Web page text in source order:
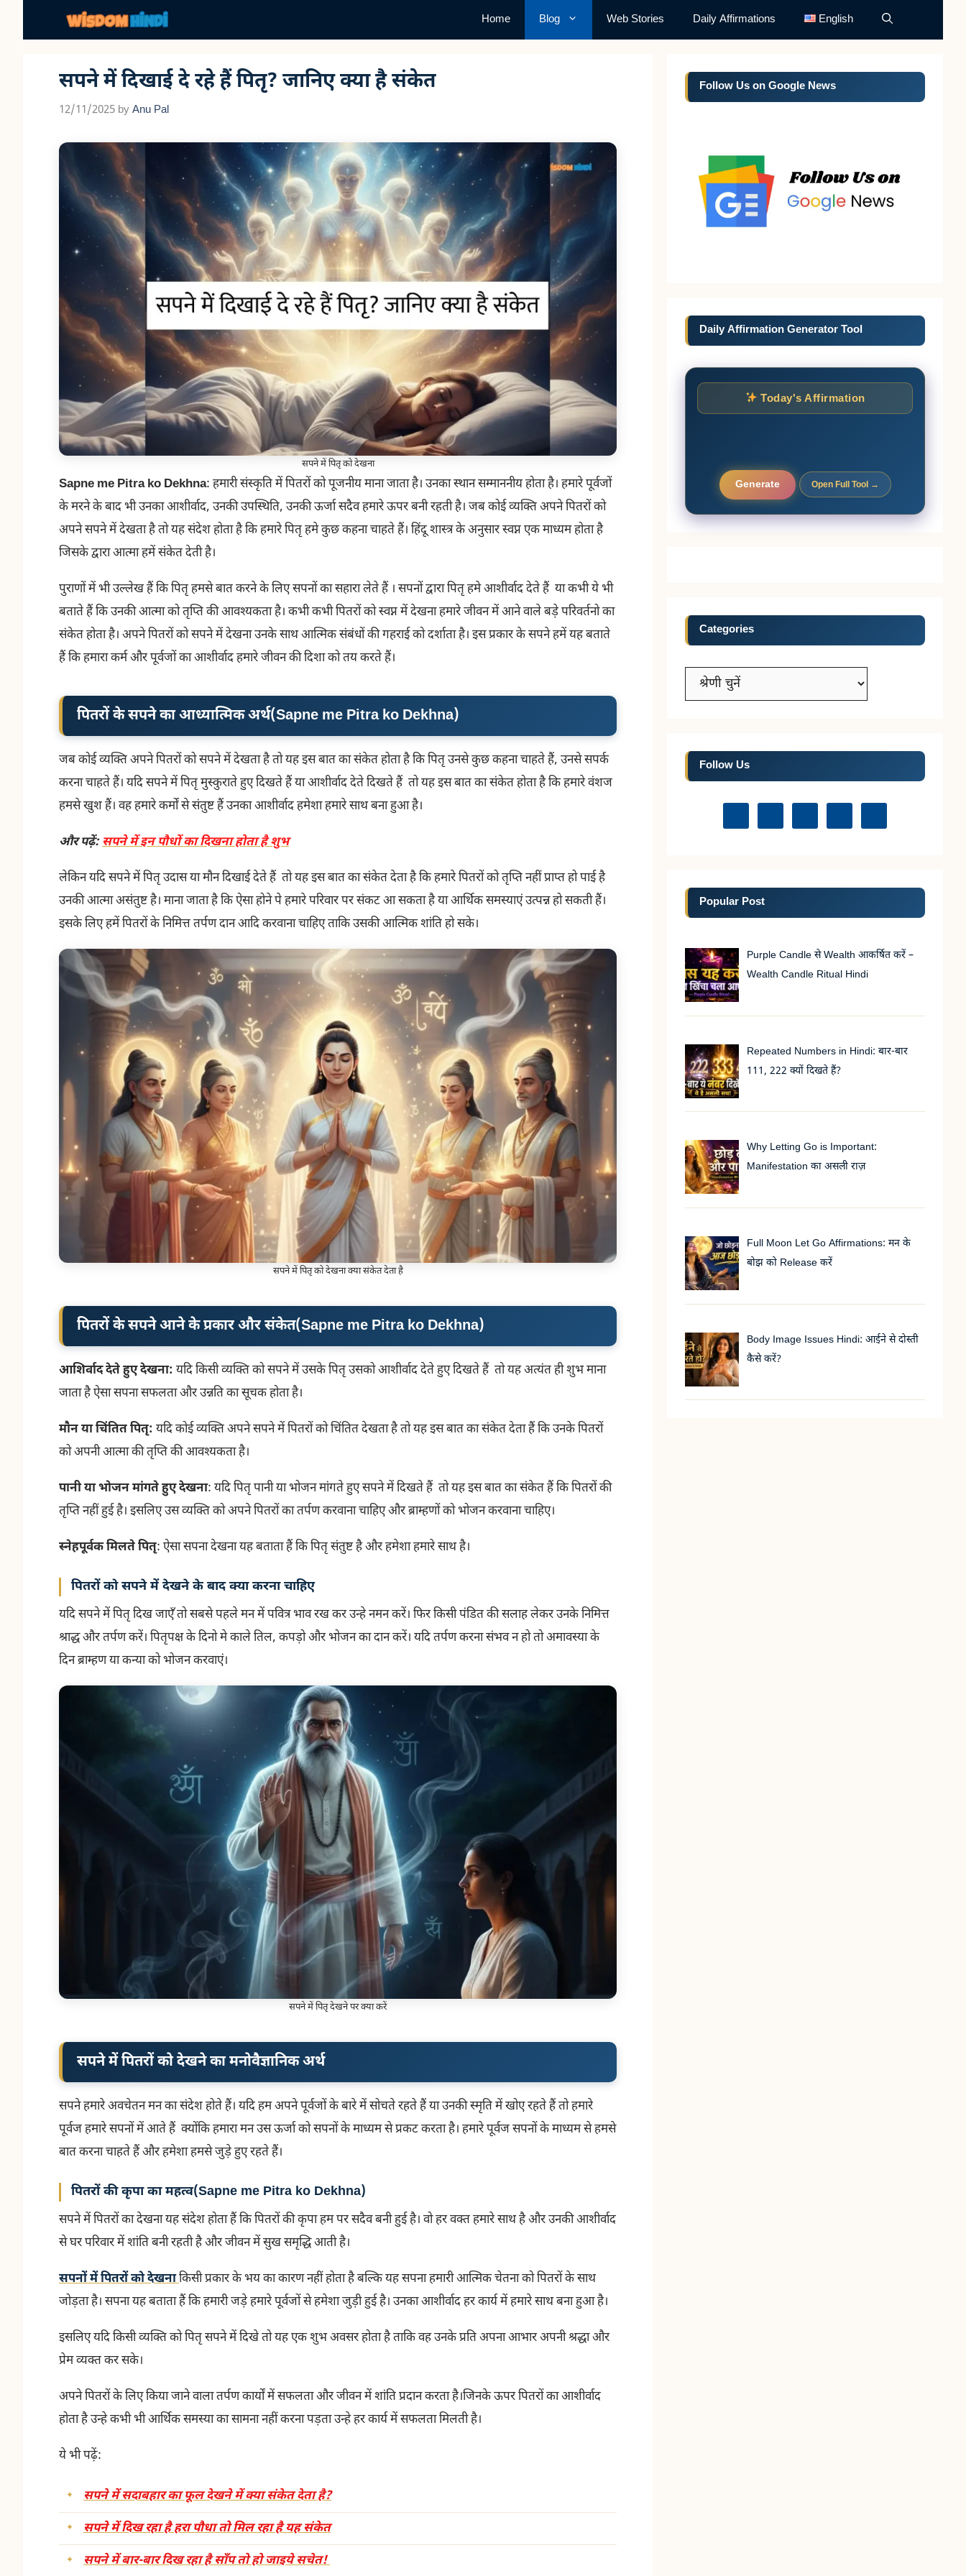
Home Blog Web Stories Daily Affirmations English
सपने में दिखाई दे रहे हैं पितृ? जानिए क्या है संकेत
12/11/2025 by Anu Pal
सपने में पितृ को देखना
Sapne me Pitra ko Dekhna: हमारी संस्कृति में पितरों को पूजनीय माना जाता है। उनका स्थान सम्माननीय होता है। हमारे पूर्वजों
के मरने के बाद भी उनका आशीर्वाद, उनकी उपस्थिति, उनकी ऊर्जा सदैव हमारे ऊपर बनी रहती है। जब कोई व्यक्ति अपने पितरों को
अपने सपने में देखता है तो यह संदेश होता है कि हमारे पितृ हमे कुछ कहना चाहते हैं। हिंदू शास्त्र के अनुसार स्वप्न एक माध्यम होता है
जिसके द्वारा आत्मा हमें संकेत देती है।
पुराणों में भी उल्लेख हैं कि पितृ हमसे बात करने के लिए सपनों का सहारा लेते हैं । सपनों द्वारा पितृ हमे आशीर्वाद देते हैं या कभी ये भी
बताते हैं कि उनकी आत्मा को तृप्ति की आवश्यकता है। कभी कभी पितरों को स्वप्न में देखना हमारे जीवन में आने वाले बड़े परिवर्तनो का
संकेत होता है। अपने पितरों को सपने में देखना उनके साथ आत्मिक संबंधों की गहराई को दर्शाता है। इस प्रकार के सपने हमें यह बताते
हैं कि हमारा कर्म और पूर्वजों का आशीर्वाद हमारे जीवन की दिशा को तय करते हैं।
पितरों के सपने का आध्यात्मिक अर्थ(Sapne me Pitra ko Dekhna)
जब कोई व्यक्ति अपने पितरों को सपने में देखता है तो यह इस बात का संकेत होता है कि पितृ उनसे कुछ कहना चाहते हैं, उनसे सपर्क
करना चाहते हैं। यदि सपने में पितृ मुस्कुराते हुए दिखते हैं या आशीर्वाद देते दिखते हैं तो यह इस बात का संकेत होता है कि हमारे वंशज
हमसे खुश हैं। वह हमारे कर्मों से संतुष्ट हैं उनका आशीर्वाद हमेशा हमारे साथ बना हुआ है।
और पढ़ें:सपने में इन पौधों का दिखना होता है शुभ
लेकिन यदि सपने में पितृ उदास या मौन दिखाई देते हैं तो यह इस बात का संकेत देता है कि हमारे पितरों को तृप्ति नहीं प्राप्त हो पाई है
उनकी आत्मा असंतुष्ट है। माना जाता है कि ऐसा होने पे हमारे परिवार पर संकट आ सकता है या आर्थिक समस्याएं उत्पन्न हो सकती हैं।
इसके लिए हमें पितरों के निमित्त तर्पण दान आदि करवाना चाहिए ताकि उसकी आत्मिक शांति हो सके।
सपने में पितृ को देखना क्या संकेत देता है
पितरों के सपने आने के प्रकार और संकेत(Sapne me Pitra ko Dekhna)
आशिर्वाद देते हुए देखना: यदि किसी व्यक्ति को सपने में उसके पितृ उसको आशीर्वाद देते हुए दिखते हैं तो यह अत्यंत ही शुभ माना
जाता है ऐसा सपना सफलता और उन्नति का सूचक होता है।
मौन या चिंतित पितृ: यदि कोई व्यक्ति अपने सपने में पितरों को चिंतित देखता है तो यह इस बात का संकेत देता हैं कि उनके पितरों
को अपनी आत्मा की तृप्ति की आवश्यकता है।
पानी या भोजन मांगते हुए देखना: यदि पितृ पानी या भोजन मांगते हुए सपने में दिखते हैं तो यह इस बात का संकेत हैं कि पितरों की
तृप्ति नहीं हुई है। इसलिए उस व्यक्ति को अपने पितरों का तर्पण करवाना चाहिए और ब्राम्हणों को भोजन करवाना चाहिए।
स्नेहपूर्वक मिलते पितृ: ऐसा सपना देखना यह बताता हैं कि पितृ संतुष्ट है और हमेशा हमारे साथ है।
पितरों को सपने में देखने के बाद क्या करना चाहिए
यदि सपने में पितृ दिख जाएँ तो सबसे पहले मन में पवित्र भाव रख कर उन्हे नमन करें। फिर किसी पंडित की सलाह लेकर उनके निमित्त
श्राद्ध और तर्पण करें। पितृपक्ष के दिनो मे काले तिल, कपड़ो और भोजन का दान करें। यदि तर्पण करना संभव न हो तो अमावस्या के
दिन ब्राम्हण या कन्या को भोजन करवाएं।
सपने में पितृ देखने पर क्या करें
सपने में पितरों को देखने का मनोवैज्ञानिक अर्थ
सपने हमारे अवचेतन मन का संदेश होते हैं। यदि हम अपने पूर्वजों के बारे में सोचते रहते हैं या उनकी स्मृति में खोए रहते हैं तो हमारे
पूर्वज हमारे सपनों में आते हैं क्योंकि हमारा मन उस ऊर्जा को सपनों के माध्यम से प्रकट करता है। हमारे पूर्वज सपनों के माध्यम से हमसे
बात करना चाहते हैं और हमेशा हमसे जुड़े हुए रहते हैं।
पितरों की कृपा का महत्व(Sapne me Pitra ko Dekhna)
सपने में पितरों का देखना यह संदेश होता हैं कि पितरों की कृपा हम पर सदैव बनी हुई है। वो हर वक्त हमारे साथ है और उनकी आशीर्वाद
से घर परिवार में शांति बनी रहती है और जीवन में सुख समृद्धि आती है।
सपनों में पितरों को देखनाकिसी प्रकार के भय का कारण नहीं होता है बल्कि यह सपना हमारी आत्मिक चेतना को पितरों के साथ
जोड़ता है। सपना यह बताता हैं कि हमारी जड़े हमारे पूर्वजों से हमेशा जुड़ी हुई है। उनका आशीर्वाद हर कार्य में हमारे साथ बना हुआ है।
इसलिए यदि किसी व्यक्ति को पितृ सपने में दिखे तो यह एक शुभ अवसर होता है ताकि वह उनके प्रति अपना आभार अपनी श्रद्धा और
प्रेम व्यक्त कर सके।
अपने पितरों के लिए किया जाने वाला तर्पण कार्यों में सफलता और जीवन में शांति प्रदान करता है।जिनके ऊपर पितरों का आशीर्वाद
होता है उन्हे कभी भी आर्थिक समस्या का सामना नहीं करना पड़ता उन्हे हर कार्य में सफलता मिलती है।
ये भी पढ़ें:
सपने में सदाबहार का फूल देखने में क्या संकेत देता है?
सपने में दिख रहा है हरा पौधा तो मिल रहा है यह संकेत
सपने में बार-बार दिख रहा है साँप तो हो जाइये सचेत!
Follow Us on Google News
Daily Affirmation Generator Tool
Today's Affirmation
Generate Open Full Tool →
Categories
Categories
Follow Us
Popular Post
Purple Candle से Wealth आकर्षित करें –
Wealth Candle Ritual Hindi
Repeated Numbers in Hindi: बार-बार
111, 222 क्यों दिखते हैं?
Why Letting Go is Important:
Manifestation का असली राज़
Full Moon Let Go Affirmations: मन के
बोझ को Release करें
Body Image Issues Hindi: आईने से दोस्ती
कैसे करें?